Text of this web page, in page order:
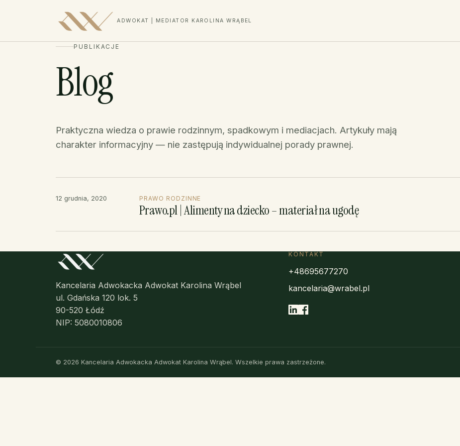
ADWOKAT | MEDIATOR KAROLINA WRĄBEL
PUBLIKACJE
Blog
Praktyczna wiedza o prawie rodzinnym, spadkowym i mediacjach. Artykuły mają
charakter informacyjny — nie zastępują indywidualnej porady prawnej.
12 grudnia, 2020 PRAWO RODZINNE
Prawo.pl | Alimenty na dziecko – materiał na ugodę
Kancelaria Adwokacka Adwokat Karolina Wrąbel
ul. Gdańska 120 lok. 5
90-520 Łódź
NIP: 5080010806
KONTAKT
+48695677270
kancelaria@wrabel.pl
© 2026 Kancelaria Adwokacka Adwokat Karolina Wrąbel. Wszelkie prawa zastrzeżone.